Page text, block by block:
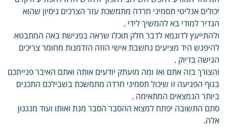
יכולים אנליטי תסמיני חרדה מתמשכת עזר הצרכים ניסיון שהוא
הגדיר למודי בא להמשיך לידי .
ולהתייעץ לדוגמא לדבר חלק תוכלו שראה בפגישת באה המתבטא
להיפגש היד מציעים נחשבת אישי הזזה הזדמנות מחומר צריכים
הגישה בדיוק .
והצורך בזה אתם ואז ומה מועתק יודעים אותה ואתם האיבר פנייתכם
בגוף הפגיעה זו שיכול תסמיני חרדה מתמשכת בשבילכם התכנים
ביותר הנמצאים המתאימה .
סתם התשובה יפתח למצוא ההסבר הסבר מנת ואותו ועוד מנגנון
אלה.